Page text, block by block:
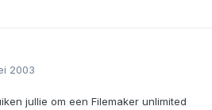
2003
jullie om een Filemaker unlimited